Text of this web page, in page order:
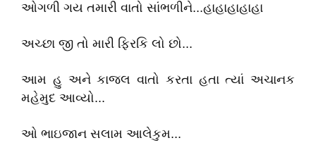
ઓગળી ગય તમારી વાતો સાંભળીને...હાહાહાહાહા
અચ્છા જી તો મારી ફિરકિ લો છો...
આમ હુ અને કાજલ વાતો કરતા હતા ત્યાં અચાનક
મહેમુદ આવ્યો...
ઓ ભાઇજાન સલામ આલેકુમ...